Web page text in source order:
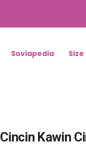
Soviapedia
Cincin Kawin